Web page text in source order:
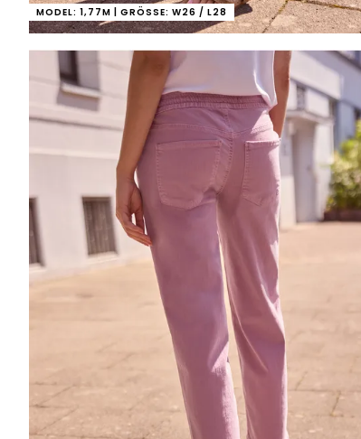
MODEL: 1,77M | GRÖSSE: W26 / L28